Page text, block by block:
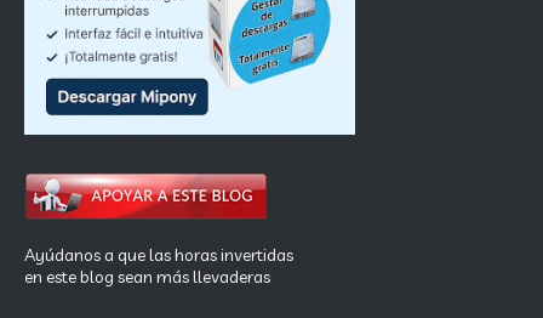
Ayúdanos a que las horas invertidas
en este blog sean más llevaderas